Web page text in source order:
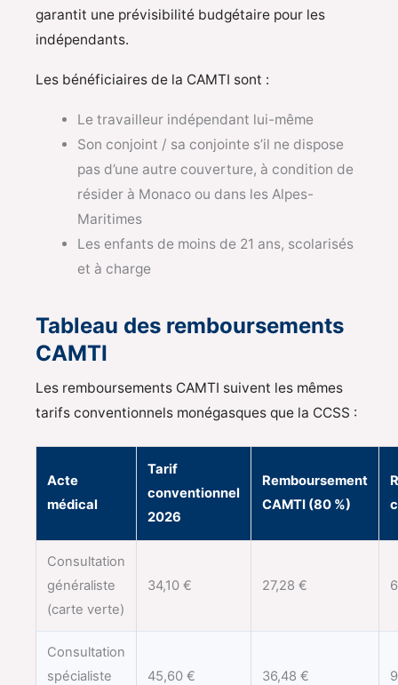
garantit une prévisibilité budgétaire pour les
indépendants.
Les bénéficiaires de la CAMTI sont :
Le travailleur indépendant lui-même
Son conjoint / sa conjointe s’il ne dispose
pas d’une autre couverture, à condition de
résider à Monaco ou dans les Alpes-
Maritimes
Les enfants de moins de 21 ans, scolarisés
et à charge
Tableau des remboursements
CAMTI
Les remboursements CAMTI suivent les mêmes
tarifs conventionnels monégasques que la CCSS :
Acte
médical
Tarif
conventionnel
2026
Remboursement
CAMTI (80 %)
Consultation
généraliste
(carte verte)
34,10 € 27,28 €
Consultation
spécialiste
45,60 € 36,48 €